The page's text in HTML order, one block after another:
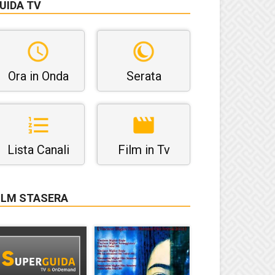
TV
Ora in Onda Serata
Lista Canali Film in Tv
STASERA